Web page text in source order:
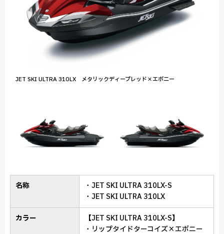
JET SKI ULTRA 310LX メタリックディープレッド×エボニー
名称
・JET SKI ULTRA 310LX-S
・JET SKI ULTRA 310LX
カラー
【JET SKI ULTRA 310LX-S】
・リップタイドターコイズ×エボニー